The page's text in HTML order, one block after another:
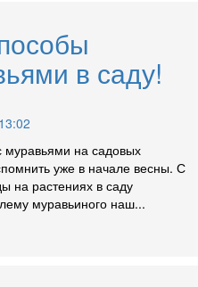
в саду!
муравьями на садовых
уже в начале весны. С
на растениях в саду
муравьиного наш...